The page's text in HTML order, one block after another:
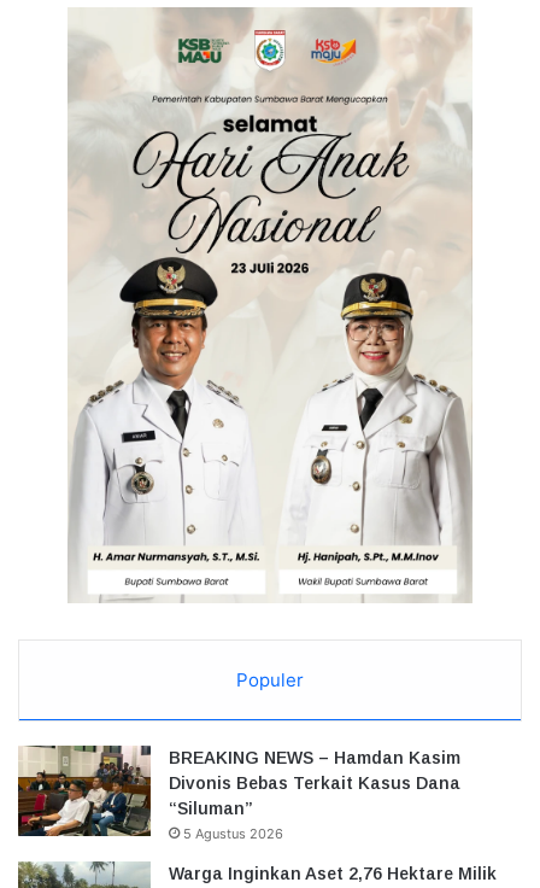
Populer
BREAKING NEWS – Hamdan Kasim
Divonis Bebas Terkait Kasus Dana
“Siluman”
5 Agustus 2026
Warga Inginkan Aset 2,76 Hektare Milik